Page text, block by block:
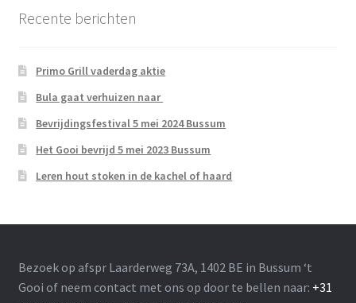
Recente berichten
Primo Grill vaderdag aktie
Bula gaat verhuizen naar
Bevrijdingsfestival 5 mei 2024 Bussum
Het Gooi bevrijd 5 mei 2023 Bussum
Leren hout stoken in de kachel of haard
Bezoek op afspr Laarderweg 73A, 1402 BE in Bussum ‘t
Gooi of neem contact met ons op door te bellen naar: +31